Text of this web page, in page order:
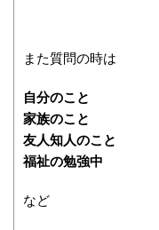
また質問の時は
自分のこと
家族のこと
友人知人のこと
福祉の勉強中
など